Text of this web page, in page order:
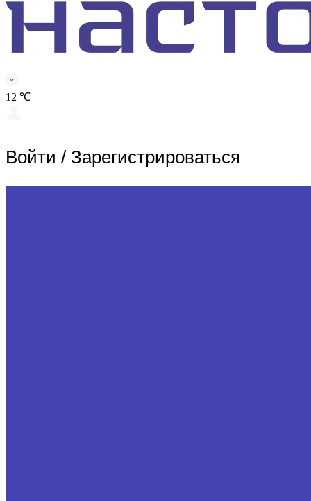
12 ℃
Войти / Зарегистрироваться